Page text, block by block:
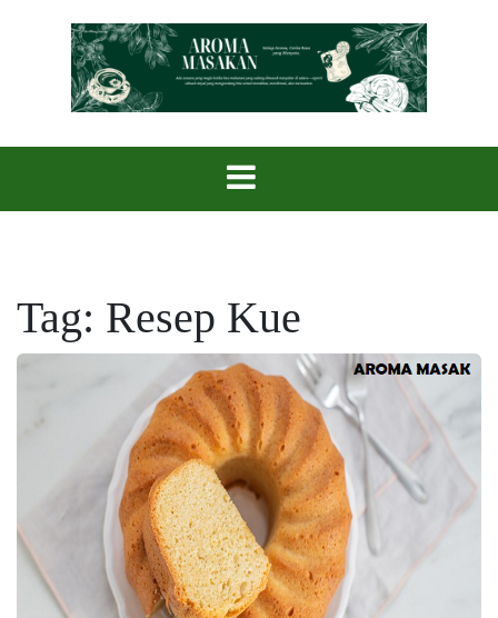
Aroma Masak
Tag: Resep Kue